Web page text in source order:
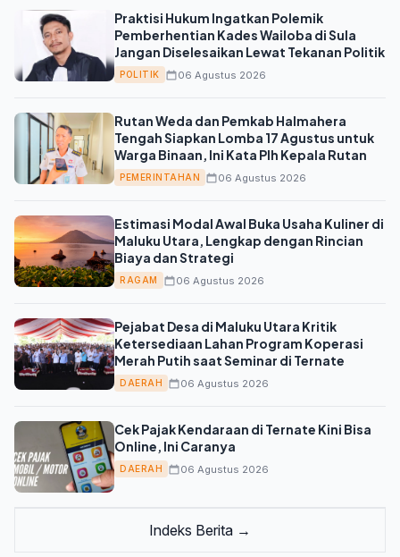
Praktisi Hukum Ingatkan Polemik
Pemberhentian Kades Wailoba di Sula
Jangan Diselesaikan Lewat Tekanan Politik
POLITIK 06 Agustus 2026
Rutan Weda dan Pemkab Halmahera
Tengah Siapkan Lomba 17 Agustus untuk
Warga Binaan, Ini Kata Plh Kepala Rutan
PEMERINTAHAN 06 Agustus 2026
Estimasi Modal Awal Buka Usaha Kuliner di
Maluku Utara, Lengkap dengan Rincian
Biaya dan Strategi
RAGAM 06 Agustus 2026
Pejabat Desa di Maluku Utara Kritik
Ketersediaan Lahan Program Koperasi
Merah Putih saat Seminar di Ternate
DAERAH 06 Agustus 2026
Cek Pajak Kendaraan di Ternate Kini Bisa
Online, Ini Caranya
DAERAH 06 Agustus 2026
Indeks Berita →